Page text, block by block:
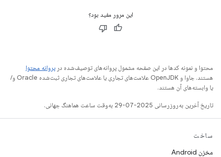
این مرور مفید بود؟
محتوا و نمونه کدها در این صفحه مشمول پروانه‌های توصیف‌شده در پروانه محتوا
هستند. جاوا و OpenJDK علامت‌های تجاری یا علامت‌های تجاری ثبت‌شده Oracle و/
یا وابسته‌های آن هستند.
تاریخ آخرین به‌روزرسانی 2025-07-29 به‌وقت ساعت هماهنگ جهانی.
ساخت
مخزن Android